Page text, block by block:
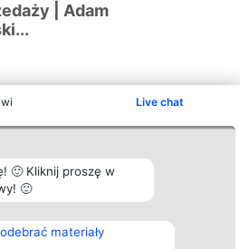
Live chat
🙂 Kliknij proszę w
🙂
materiały
| Adam
Plebiscyt
Laureaci
wszystkich
Laureatów